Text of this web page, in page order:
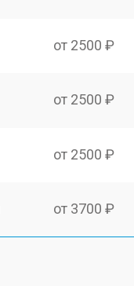
от 2500 ₽
от 2500 ₽
от 2500 ₽
от 3700 ₽